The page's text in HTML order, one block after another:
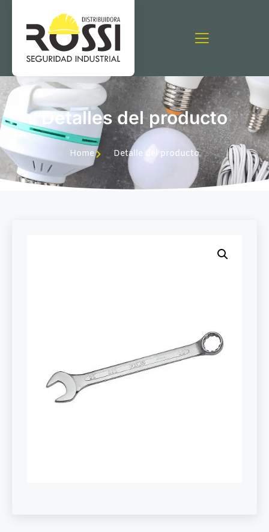
Detalles del producto
Home Detalle del producto